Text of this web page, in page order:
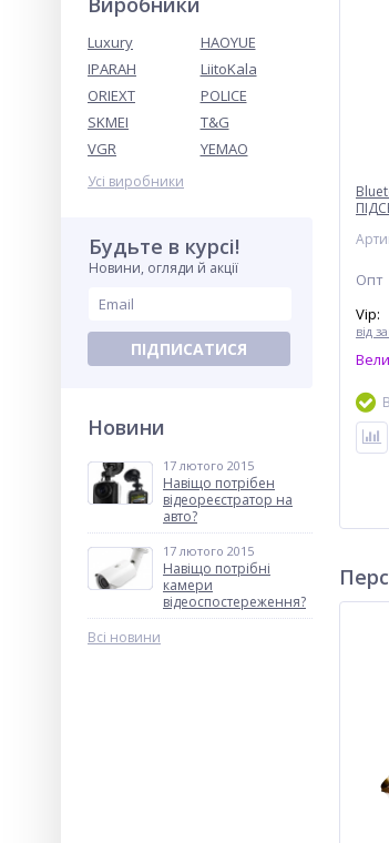
Luxury
HAOYUE
IPARAH
LiitoKala
ORIEXT
POLICE
SKMEI
T&G
VGR
YEMAO
Усі виробники
Будьте в курсі!
Новини, огляди й акції
ПІДПИСАТИСЯ
Новини
17 лютого 2015
Навіщо потрібен
відеореєстратор на
авто?
17 лютого 2015
Навіщо потрібні
камери
відеоспостереження?
Всі новини
Опт
Vip:
від